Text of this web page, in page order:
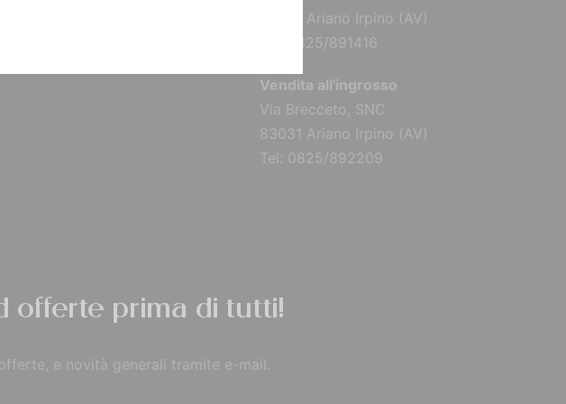
83031 Ariano Irpino (AV)
Tel: 0825/891416
Vendita all'ingrosso
Via Brecceto, SNC
83031 Ariano Irpino (AV)
Tel: 0825/892209
offerte prima di tutti!
e novità generali tramite e-mail.